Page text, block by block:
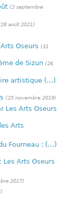
(2 septembre
août 2021)
Oseurs (31
de Sizun (26
artistique (…)
(25 novembre 2019)
Les Arts Oseurs
Arts
Fourneau : (…)
Arts Oseurs
2017)